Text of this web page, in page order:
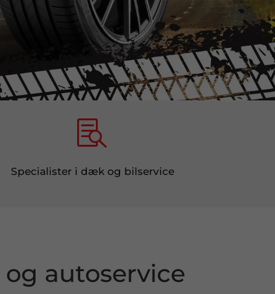

Specialister i dæk og bilservice
autoservice